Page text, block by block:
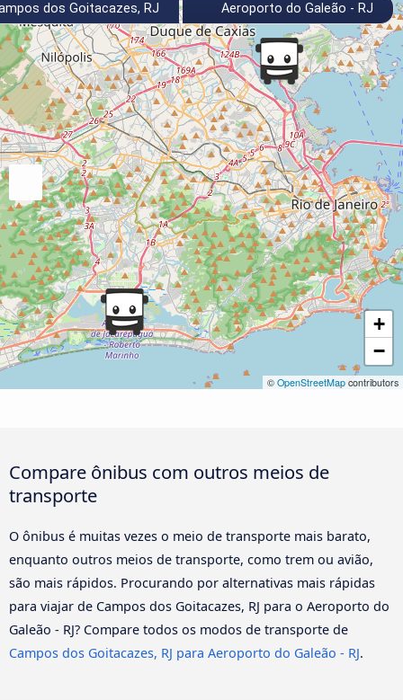
+
−
© OpenStreetMap contributors
dos Goitacazes, RJ Aeroporto do Galeão - RJ
Compare ônibus com outros meios de
transporte
O ônibus é muitas vezes o meio de transporte mais barato,
enquanto outros meios de transporte, como trem ou avião,
são mais rápidos. Procurando por alternativas mais rápidas
para viajar de Campos dos Goitacazes, RJ para o Aeroporto do
Galeão - RJ? Compare todos os modos de transporte de
Campos dos Goitacazes, RJ para Aeroporto do Galeão - RJ.